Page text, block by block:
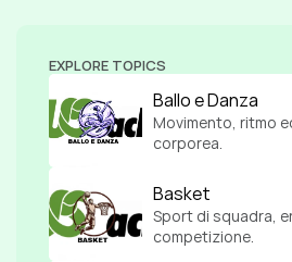
EXPLORE TOPICS
Ballo e Danza
Movimento, ritmo
corporea.
Basket
Sport di squadra,
competizione.